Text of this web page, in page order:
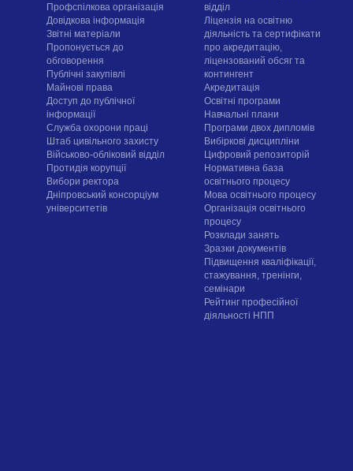
Профспілкова організація
Довідкова інформація
Звітні матеріали
Пропонується до
обговорення
Публічні закупівлі
Майнові права
Доступ до публічної
інформації
Служба охорони праці
Штаб цивільного захисту
Військово-обліковий відділ
Протидія корупції
Вибори ректора
Дніпровський консорціум
університетів
відділ
Ліцензія на освітню
діяльність та сертифікати
про акредитацію,
ліцензований обсяг та
контингент
Акредитація
Освітні програми
Навчальні плани
Програми двох дипломів
Вибіркові дисципліни
Цифровий репозиторій
Нормативна база
освітнього процесу
Мова освітнього процесу
Організація освітнього
процесу
Розклади занять
Зразки документів
Підвищення кваліфікації,
стажування, тренінги,
семінари
Рейтинг професійної
діяльності НПП